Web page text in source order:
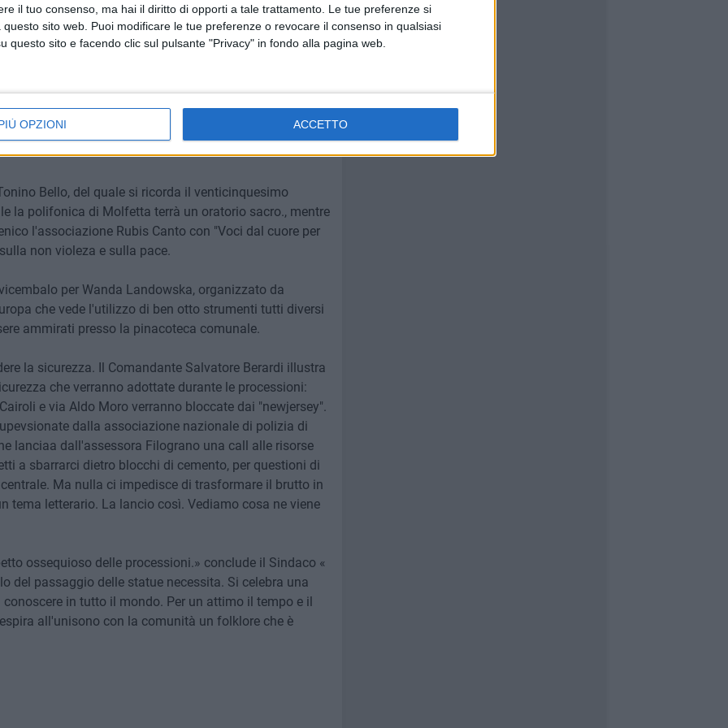
il tuo consenso, ma hai il diritto di opporti a tale trattamento. Le tue preferenze si
sito web. Puoi modificare le tue preferenze o revocare il consenso in qualsiasi
questo sito e facendo clic sul pulsante "Privacy" in fondo alla pagina web.
OPZIONI ACCETTO
e PIno Caldarola.
santa, sacra alla cultura intesa come arriccimento
6 al 21 Aprile vede protagonista l'associazione
fisso di Confabulare, che si terrà tra il museo del libro
Bello, del quale si ricorda il venticinquesimo
la polifonica di Molfetta terrà un oratorio sacro., mentre
l'associazione Rubis Canto con "Voci dal cuore per
non violeza e sulla pace.
per Wanda Landowska, organizzato da
che vede l'utilizzo di ben otto strumenti tutti diversi
ammirati presso la pinacoteca comunale.
la sicurezza. Il Comandante Salvatore Berardi illustra
che verranno adottate durante le processioni:
e via Aldo Moro verranno bloccate dai "newjersey".
dalla associazione nazionale di polizia di
lanciaa dall'assessora Filograno una call alle risorse
a sbarrarci dietro blocchi di cemento, per questioni di
Ma nulla ci impedisce di trasformare il brutto in
tema letterario. La lancio così. Vediamo cosa ne viene
ossequioso delle processioni.» conclude il Sindaco «
del passaggio delle statue necessita. Si celebra una
in tutto il mondo. Per un attimo il tempo e il
all'unisono con la comunità un folklore che è